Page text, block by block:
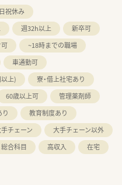
祝休み
週32h以上
新卒可
~18時までの職場
車通勤可
上)
寮・借上社宅あり
60歳以上可
管理薬剤師
教育制度あり
チェーン
大手チェーン以外
総合科目 高収入
在宅